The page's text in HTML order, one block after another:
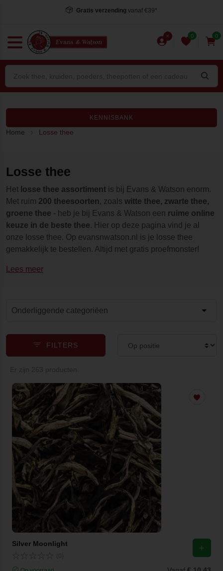
Voor 15.00 uur besteld, dezelfde dag verstuurd*
0 0
KENNISBANK
Home Losse thee
Losse thee
Het losse thee assortiment is bij Evans & Watson enorm.
Met ruim 200 theesoorten, zoals witte thee, zwarte thee,
groene thee - heb je bij Evans & Watson een ruime online
keuze in de beste thee. Hier op deze pagina vind je al
onze losse thee. Op evansnwatson.nl is je losse thee
gemakkelijk te bestellen. Altijd met gratis proefmonster!
Lees meer
Onderliggende categoriëen
FILTERS
Silver Moonlight